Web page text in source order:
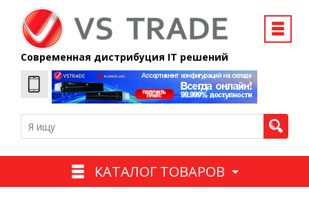
Современная дистрибуция IT решений
КАТАЛОГ ТОВАРОВ